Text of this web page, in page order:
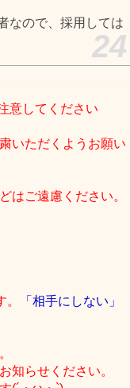
なので、採用しては
24
意してください
いただくようお願い
はご遠慮ください。
「相手にしない」
知らせください。